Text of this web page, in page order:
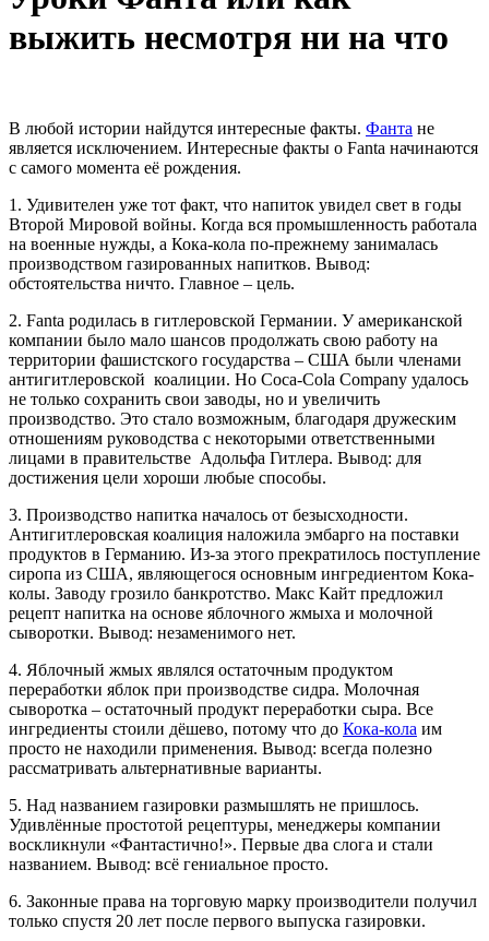
выжить несмотря ни на что
В любой истории найдутся интересные факты. Фанта не
является исключением. Интересные факты о Fanta начинаются
с самого момента её рождения.
1. Удивителен уже тот факт, что напиток увидел свет в годы
Второй Мировой войны. Когда вся промышленность работала
на военные нужды, а Кока-кола по-прежнему занималась
производством газированных напитков. Вывод:
обстоятельства ничто. Главное – цель.
2. Fanta родилась в гитлеровской Германии. У американской
компании было мало шансов продолжать свою работу на
территории фашистского государства – США были членами
антигитлеровской коалиции. Но Coca-Cola Company удалось
не только сохранить свои заводы, но и увеличить
производство. Это стало возможным, благодаря дружеским
отношениям руководства с некоторыми ответственными
лицами в правительстве Адольфа Гитлера. Вывод: для
достижения цели хороши любые способы.
3. Производство напитка началось от безысходности.
Антигитлеровская коалиция наложила эмбарго на поставки
продуктов в Германию. Из-за этого прекратилось поступление
сиропа из США, являющегося основным ингредиентом Кока-
колы. Заводу грозило банкротство. Макс Кайт предложил
рецепт напитка на основе яблочного жмыха и молочной
сыворотки. Вывод: незаменимого нет.
4. Яблочный жмых являлся остаточным продуктом
переработки яблок при производстве сидра. Молочная
сыворотка – остаточный продукт переработки сыра. Все
ингредиенты стоили дёшево, потому что до Кока-кола им
просто не находили применения. Вывод: всегда полезно
рассматривать альтернативные варианты.
5. Над названием газировки размышлять не пришлось.
Удивлённые простотой рецептуры, менеджеры компании
воскликнули «Фантастично!». Первые два слога и стали
названием. Вывод: всё гениальное просто.
6. Законные права на торговую марку производители получил
только спустя 20 лет после первого выпуска газировки.